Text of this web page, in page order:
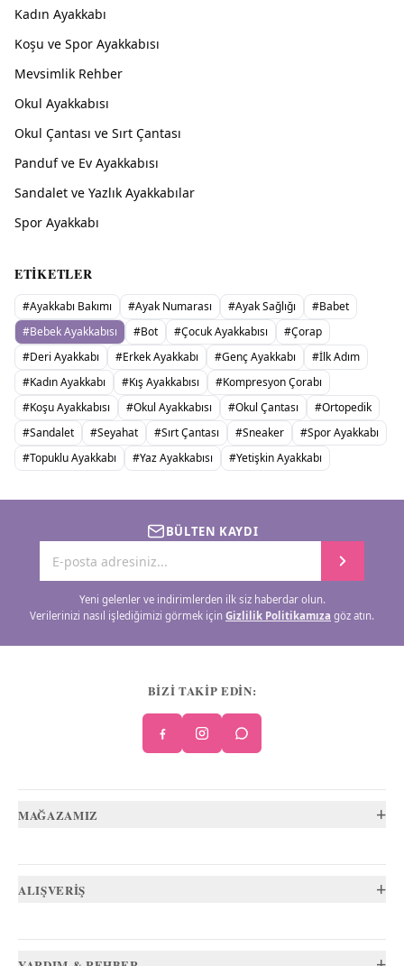
Kadın Ayakkabı
Koşu ve Spor Ayakkabısı
Mevsimlik Rehber
Okul Ayakkabısı
Okul Çantası ve Sırt Çantası
Panduf ve Ev Ayakkabısı
Sandalet ve Yazlık Ayakkabılar
Spor Ayakkabı
ETIKETLER
#Ayakkabı Bakımı #Ayak Numarası #Ayak Sağlığı #Babet
#Bebek Ayakkabısı #Bot #Çocuk Ayakkabısı #Çorap
#Deri Ayakkabı #Erkek Ayakkabı #Genç Ayakkabı #İlk Adım
#Kadın Ayakkabı #Kış Ayakkabısı #Kompresyon Çorabı
#Koşu Ayakkabısı #Okul Ayakkabısı #Okul Çantası #Ortopedik
#Sandalet #Seyahat #Sırt Çantası #Sneaker #Spor Ayakkabı
#Topuklu Ayakkabı #Yaz Ayakkabısı #Yetişkin Ayakkabı
BÜLTEN KAYDI
Yeni gelenler ve indirimlerden ilk siz haberdar olun.
Verilerinizi nasıl işlediğimizi görmek için Gizlilik Politikamıza göz atın.
BİZİ TAKİP EDİN:
MAĞAZAMIZ +
ALIŞVERİŞ +